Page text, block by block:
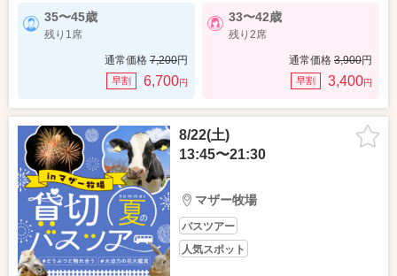
35〜45歳
残り1席
通常価格 7,200円
早割 6,700円
33〜42歳
残り2席
通常価格 3,900円
早割 3,400円
8/22(土)
13:45〜21:30
マザー牧場
バスツアー
人気スポット